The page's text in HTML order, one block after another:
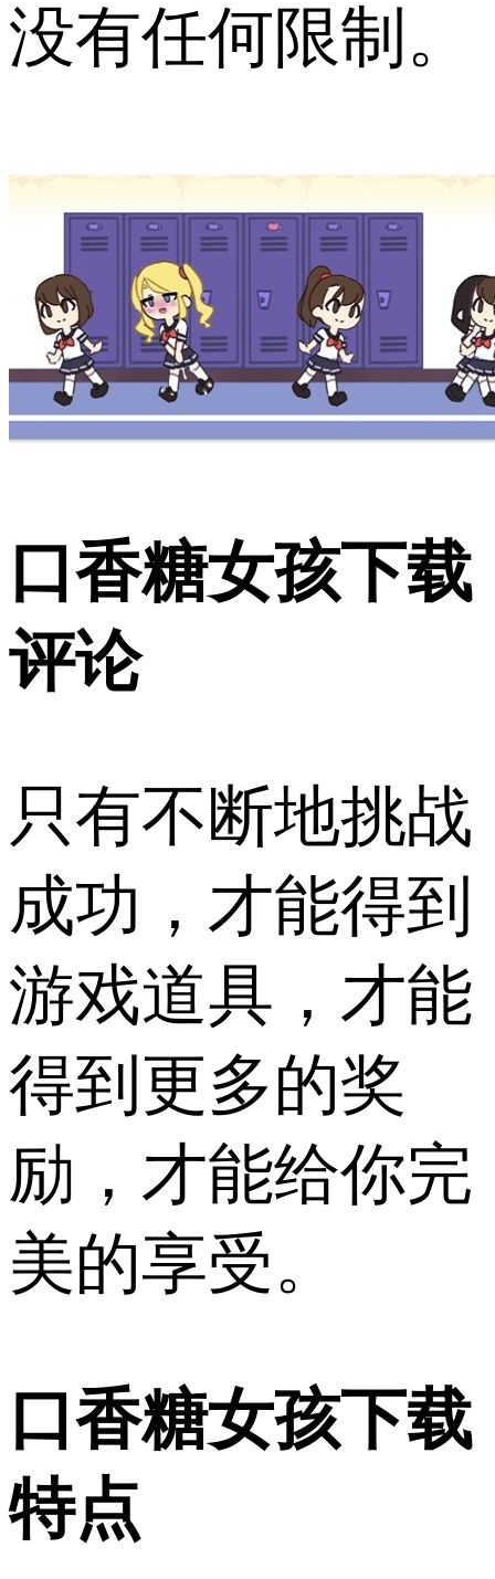
没有任何限制。
口香糖女孩下载
评论
只有不断地挑战
成功，才能得到
游戏道具，才能
得到更多的奖
励，才能给你完
美的享受。
口香糖女孩下载
特点